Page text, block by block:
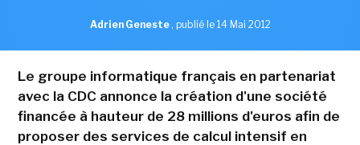
Adrien Geneste , publié le 14 Mai 2012
Le groupe informatique français en partenariat
avec la CDC annonce la création d'une société
financée à hauteur de 28 millions d'euros afin de
proposer des services de calcul intensif en